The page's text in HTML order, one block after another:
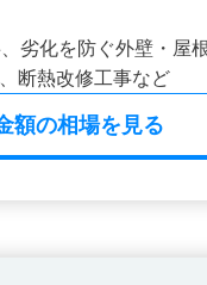
劣化を防ぐ外壁・屋
断熱改修工事など
額の相場を見る